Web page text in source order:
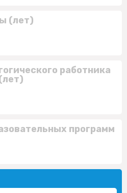
(лет)
работника
программ